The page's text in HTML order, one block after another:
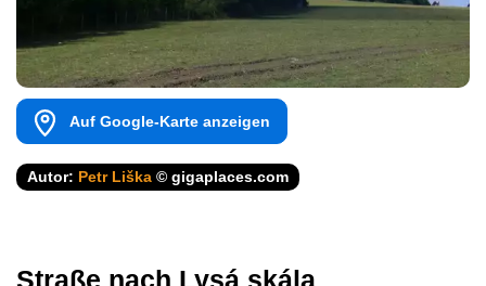
Auf Google-Karte anzeigen
Autor: Petr Liška © gigaplaces.com
Straße nach Lysá skála